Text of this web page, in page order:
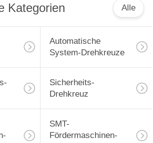
Kategorien Alle
Automatische
System-Drehkreuze
Sicherheits-
Drehkreuz
SMT-
Fördermaschinen-